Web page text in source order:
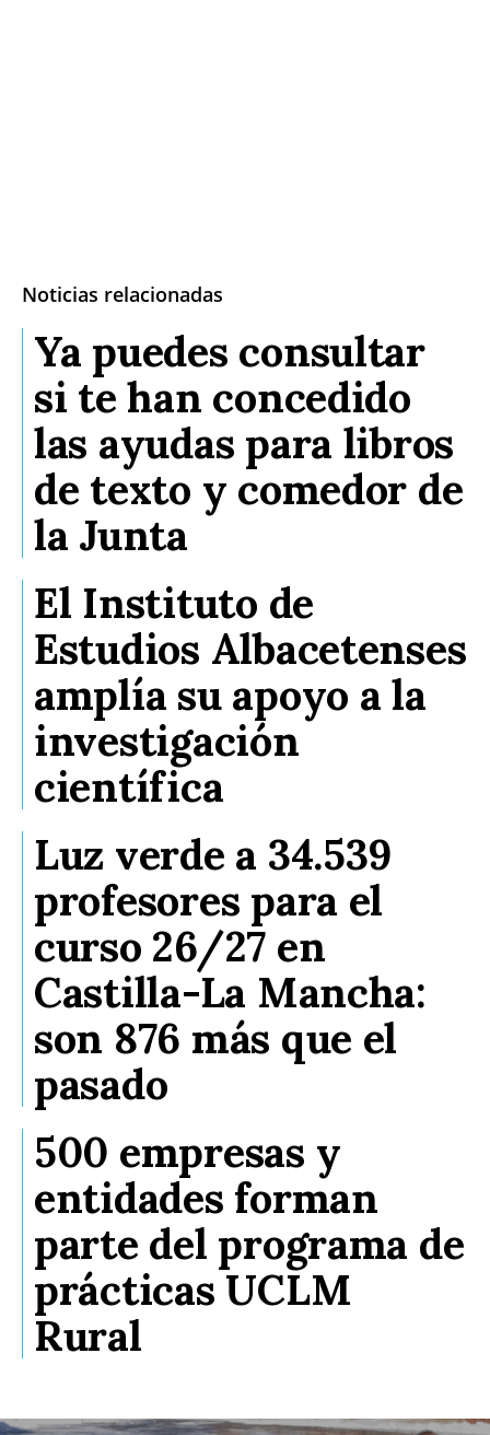
Noticias relacionadas
Ya puedes consultar
si te han concedido
las ayudas para libros
de texto y comedor de
la Junta
El Instituto de
Estudios Albacetenses
amplía su apoyo a la
investigación
científica
Luz verde a 34.539
profesores para el
curso 26/27 en
Castilla-La Mancha:
son 876 más que el
pasado
500 empresas y
entidades forman
parte del programa de
prácticas UCLM
Rural